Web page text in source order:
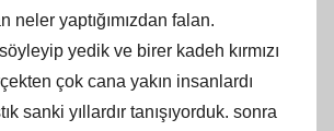
neler yaptığımızdan falan.
yedik ve birer kadeh kırmızı
çok cana yakın insanlardı
sanki yıllardır tanışıyorduk. sonra